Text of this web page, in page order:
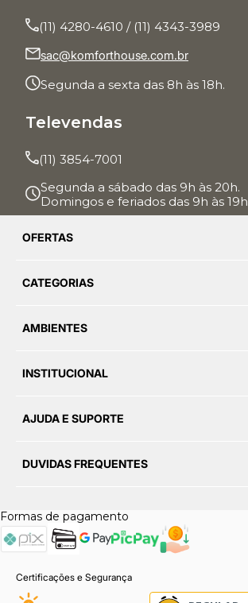
(11) 4280-4610 / (11) 4343-3989
sac@komforthouse.com.br
Segunda a sexta das 8h às 18h.
Televendas
(11) 3854-7001
Segunda a sábado das 9h às 20h.
Domingos e feriados das 9h às 19h
OFERTAS
CATEGORIAS
AMBIENTES
INSTITUCIONAL
AJUDA E SUPORTE
DUVIDAS FREQUENTES
Formas de pagamento
Certificações e Segurança